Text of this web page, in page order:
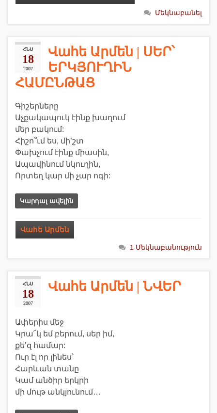
Մեկնաբանել
ՀՆՍ
18
2007
Վահե Արմեն | ՍԵՐ՝
ԵՐԿՅՈՒՂԻՆ
ՀԱՄԸՆԹԱՑ
Գիշերները
Աչքակապուկ էինք խաղում
մեր բակում:
Հիշո՞ւմ ես, մի’շտ
Փախչում էինք միասին,
Ապավինում նկուղին,
Որտեղ կար մի չար ոգի:
Կարդալ ավելին
Վահե Արմեն
1 Մեկնաբանություն
ՀՆՍ
18
2007
Վահե Արմեն | ՆՎԵՐ
Ափերիս մեջ
Կրա՜կ եմ բերում, սեր իմ,
քե’զ համար:
Ուր էլ որ լինես՝
Հարևան տանը
Կամ անծիր երկրի
մի մութ անկյունում…